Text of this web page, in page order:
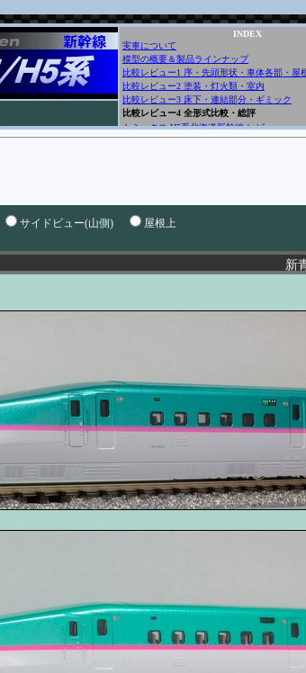
INDEX
実車について
模型の概要＆製品ラインナップ
比較レビュー1 序・先頭形状・車体各部・屋
比較レビュー2 塗装・灯火類・室内
比較レビュー3 床下・連結部分・ギミック
比較レビュー4 全形式比較・総評
トミックス H5系北海道新幹線 レビュー
サイドビュー(山側)
屋根上
新